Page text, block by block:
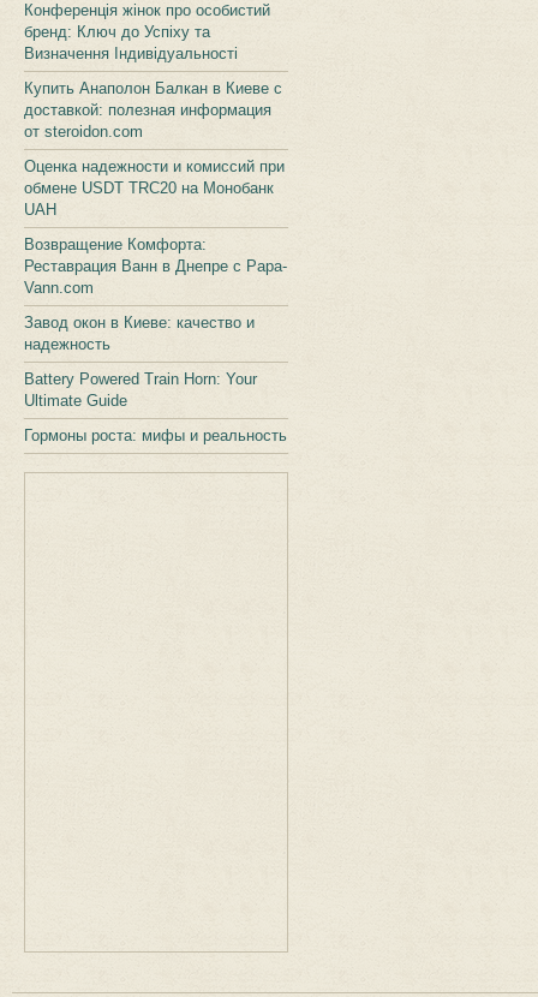
Конференція жінок про особистий
бренд: Ключ до Успіху та
Визначення Індивідуальності
Купить Анаполон Балкан в Киеве с
доставкой: полезная информация
от steroidon.com
Оценка надежности и комиссий при
обмене USDT TRC20 на Монобанк
UAH
Возвращение Комфорта:
Реставрация Ванн в Днепре с Papa-
Vann.com
Завод окон в Киеве: качество и
надежность
Battery Powered Train Horn: Your
Ultimate Guide
Гормоны роста: мифы и реальность